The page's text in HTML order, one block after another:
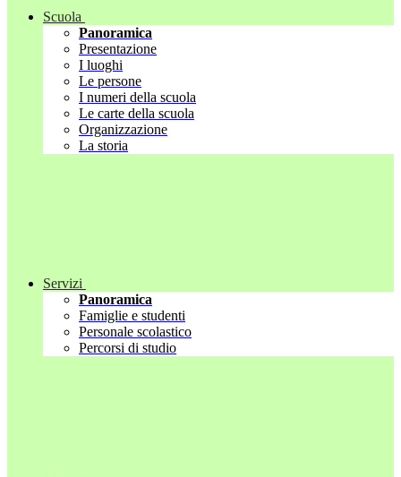
Scuola
Panoramica
Presentazione
I luoghi
Le persone
I numeri della scuola
Le carte della scuola
Organizzazione
La storia
Servizi
Panoramica
Famiglie e studenti
Personale scolastico
Percorsi di studio